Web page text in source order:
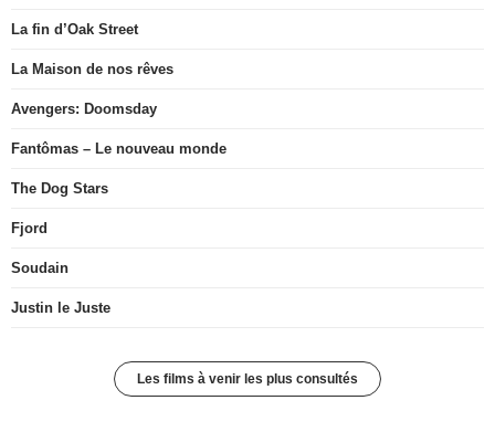
La fin d’Oak Street
La Maison de nos rêves
Avengers: Doomsday
Fantômas – Le nouveau monde
The Dog Stars
Fjord
Soudain
Justin le Juste
Les films à venir les plus consultés